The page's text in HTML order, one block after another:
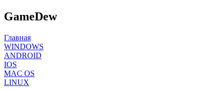
GameDew
Главная
WINDOWS
ANDROID
IOS
MAC OS
LINUX